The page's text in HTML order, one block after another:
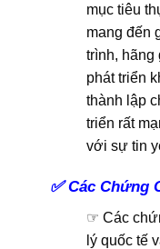
mục tiêu
mang đến
trình, hãng
phát triển
thành lập
triển rất
với sự tin
✅Các Chứng
☞ Các
lý quốc tế